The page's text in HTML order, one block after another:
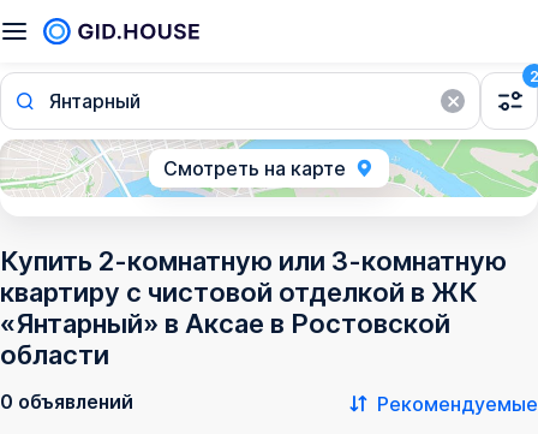
Янтарный
2
Смотреть на карте
Купить 2-комнатную или 3-комнатную
квартиру с чистовой отделкой в ЖК
«Янтарный» в Аксае в Ростовской
области
0 объявлений Рекомендуемые